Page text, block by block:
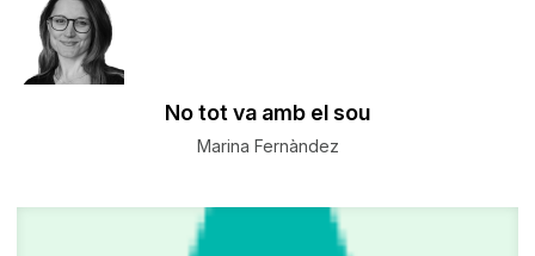
No tot va amb el sou
Marina Fernàndez